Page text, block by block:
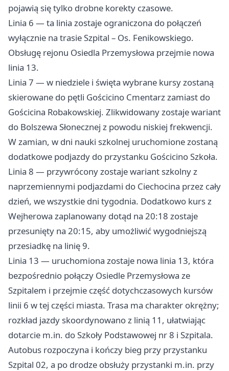
pojawią się tylko drobne korekty czasowe.
Linia 6 — ta linia zostaje ograniczona do połączeń
wyłącznie na trasie Szpital – Os. Fenikowskiego.
Obsługę rejonu Osiedla Przemysłowa przejmie nowa
linia 13.
Linia 7 — w niedziele i święta wybrane kursy zostaną
skierowane do pętli Gościcino Cmentarz zamiast do
Gościcina Robakowskiej. Zlikwidowany zostaje wariant
do Bolszewa Słonecznej z powodu niskiej frekwencji.
W zamian, w dni nauki szkolnej uruchomione zostaną
dodatkowe podjazdy do przystanku Gościcino Szkoła.
Linia 8 — przywrócony zostaje wariant szkolny z
naprzemiennymi podjazdami do Ciechocina przez cały
dzień, we wszystkie dni tygodnia. Dodatkowo kurs z
Wejherowa zaplanowany dotąd na 20:18 zostaje
przesunięty na 20:15, aby umożliwić wygodniejszą
przesiadkę na linię 9.
Linia 13 — uruchomiona zostaje nowa linia 13, która
bezpośrednio połączy Osiedle Przemysłowa ze
Szpitalem i przejmie część dotychczasowych kursów
linii 6 w tej części miasta. Trasa ma charakter okrężny;
rozkład jazdy skoordynowano z linią 11, ułatwiając
dotarcie m.in. do Szkoły Podstawowej nr 8 i Szpitala.
Autobus rozpoczyna i kończy bieg przy przystanku
Szpital 02, a po drodze obsłuży przystanki m.in. przy